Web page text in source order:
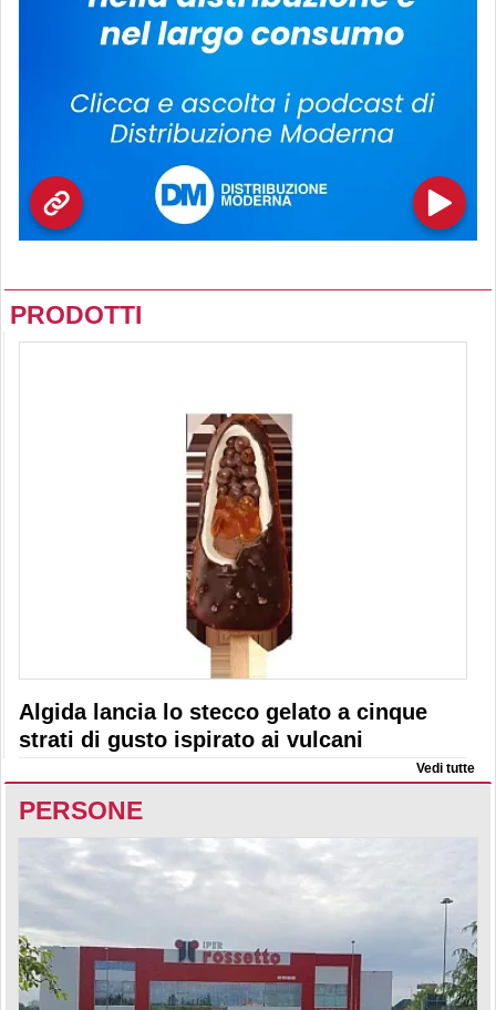
PRODOTTI
Algida lancia lo stecco gelato a cinque
strati di gusto ispirato ai vulcani
Vedi tutte
PERSONE